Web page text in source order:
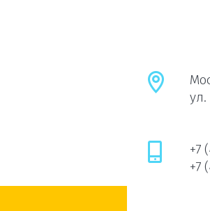
ул.
+7
+7